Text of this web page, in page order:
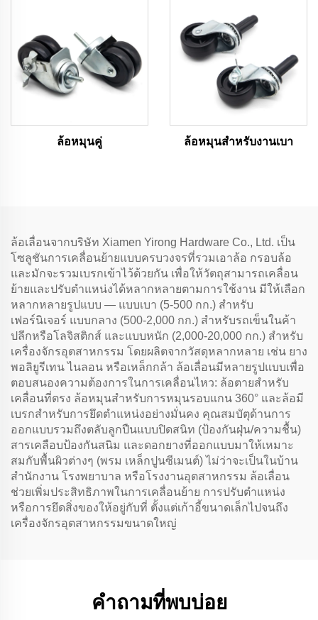
ล้อหมุนคู่ ล้อหมุนสำหรับงานเบา
ล้อเลื่อนจากบริษัท Xiamen Yirong Hardware Co., Ltd. เป็น
โซลูชันการเคลื่อนย้ายแบบครบวงจรที่รวมเอาล้อ กรอบล้อ
และมักจะรวมเบรกเข้าไว้ด้วยกัน เพื่อให้วัตถุสามารถเคลื่อน
ย้ายและปรับตำแหน่งได้หลากหลายตามการใช้งาน มีให้เลือก
หลากหลายรูปแบบ — แบบเบา (5-500 กก.) สำหรับ
เฟอร์นิเจอร์ แบบกลาง (500-2,000 กก.) สำหรับรถเข็นในค้า
ปลีกหรือโลจิสติกส์ และแบบหนัก (2,000-20,000 กก.) สำหรับ
เครื่องจักรอุตสาหกรรม โดยผลิตจากวัสดุหลากหลาย เช่น ยาง
พอลิยูรีเทน ไนลอน หรือเหล็กกล้า ล้อเลื่อนมีหลายรูปแบบเพื่อ
ตอบสนองความต้องการในการเคลื่อนไหว: ล้อตายสำหรับ
เคลื่อนที่ตรง ล้อหมุนสำหรับการหมุนรอบแกน 360° และล้อมี
เบรกสำหรับการยึดตำแหน่งอย่างมั่นคง คุณสมบัตุด้านการ
ออกแบบรวมถึงตลับลูกปืนแบบปิดสนิท (ป้องกันฝุ่น/ความชื้น)
สารเคลือบป้องกันสนิม และดอกยางที่ออกแบบมาให้เหมาะ
สมกับพื้นผิวต่างๆ (พรม เหล็กปูนซีเมนต์) ไม่ว่าจะเป็นในบ้าน
สำนักงาน โรงพยาบาล หรือโรงงานอุตสาหกรรม ล้อเลื่อน
ช่วยเพิ่มประสิทธิภาพในการเคลื่อนย้าย การปรับตำแหน่ง
หรือการยึดสิ่งของให้อยู่กับที่ ตั้งแต่เก้าอี้ขนาดเล็กไปจนถึง
เครื่องจักรอุตสาหกรรมขนาดใหญ่
คำถามที่พบบ่อย